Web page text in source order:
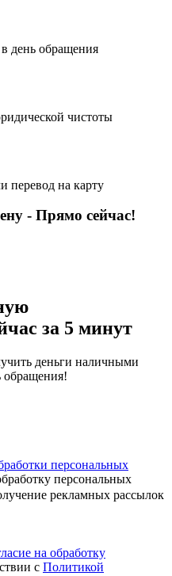
день обращения
чистоты
перевод на карту
- Прямо сейчас!
за 5 минут
деньги наличными
обращения!
персональных
персональных
рекламных рассылок
на обработку
с Политикой